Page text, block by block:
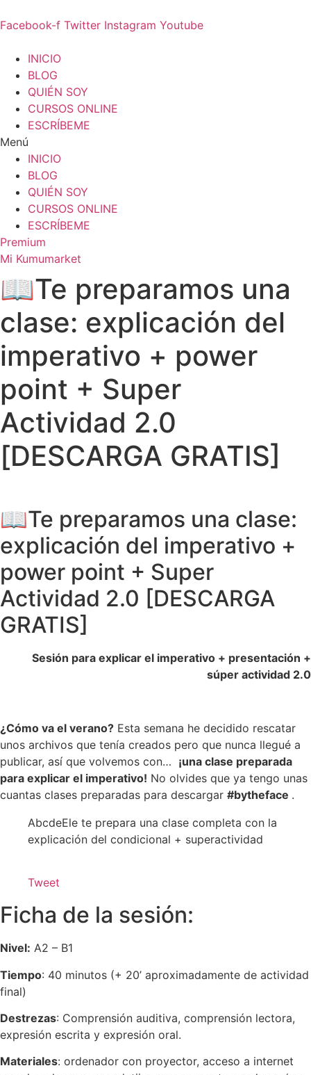
al
Facebook-f Twitter Instagram Youtube
INICIO
BLOG
QUIÉN SOY
CURSOS ONLINE
ESCRÍBEME
Menú
INICIO
BLOG
QUIÉN SOY
CURSOS ONLINE
ESCRÍBEME
Premium
Mi Kumumarket
📖Te preparamos una
clase: explicación del
imperativo + power
point + Super
Actividad 2.0
[DESCARGA GRATIS]
📖Te preparamos una clase:
explicación del imperativo +
power point + Super
Actividad 2.0 [DESCARGA
GRATIS]
Sesión para explicar el imperativo + presentación +
súper actividad 2.0
¿Cómo va el verano? Esta semana he decidido rescatar
unos archivos que tenía creados pero que nunca llegué a
publicar, así que volvemos con… ¡una clase preparada
para explicar el imperativo! No olvides que ya tengo unas
cuantas clases preparadas para descargar #bytheface .
AbcdeEle te prepara una clase completa con la
explicación del condicional + superactividad
Tweet
Ficha de la sesión:
Nivel: A2 – B1
Tiempo: 40 minutos (+ 20’ aproximadamente de actividad
final)
Destrezas: Comprensión auditiva, comprensión lectora,
expresión escrita y expresión oral.
Materiales: ordenador con proyector, acceso a internet